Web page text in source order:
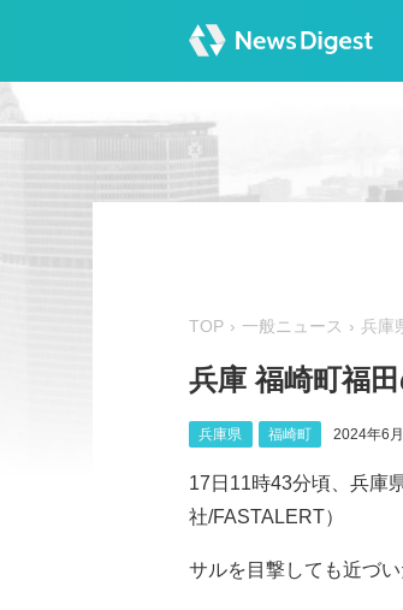
TOP 一般ニュース 兵庫
兵庫 福崎町福
兵庫県 福崎町 2024年6
17日11時43分頃、兵庫
社/FASTALERT）
サルを目撃しても近づ